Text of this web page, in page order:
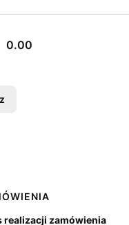
0.00
realizacji zamówienia